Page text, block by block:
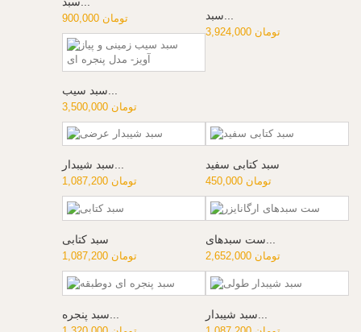
سبد...
3,924,000 تومان
900,000 تومان
3,500,000 تومان
سبد کتابی سفید
450,000 تومان
سبد شیبدار...
1,087,200 تومان
2,652,000 تومان
سبد کتابی
1,087,200 تومان